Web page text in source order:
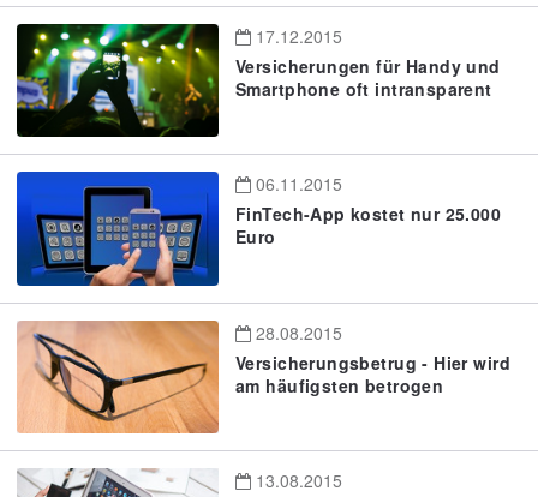
17.12.2015
Versicherungen für Handy und
Smartphone oft intransparent
06.11.2015
FinTech-App kostet nur 25.000
Euro
28.08.2015
Versicherungsbetrug - Hier wird
am häufigsten betrogen
13.08.2015